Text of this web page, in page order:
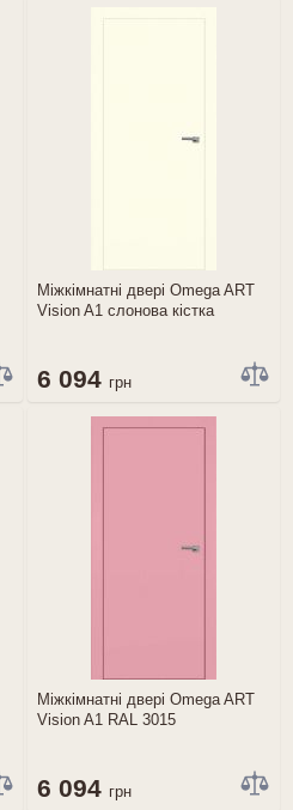
Міжкімнатні двері Omega ART
Vision A1 слонова кістка
6 094 грн
Міжкімнатні двері Omega ART
Vision A1 RAL 3015
6 094 грн